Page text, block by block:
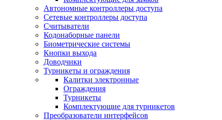
Автономные контроллеры доступа
Сетевые контроллеры доступа
Считыватели
Кодонаборные панели
Биометрические системы
Кнопки выхода
Доводчики
Турникеты и ограждения
Калитки электронные
Ограждения
Турникеты
Комплектующие для турникетов
Преобразователи интерфейсов